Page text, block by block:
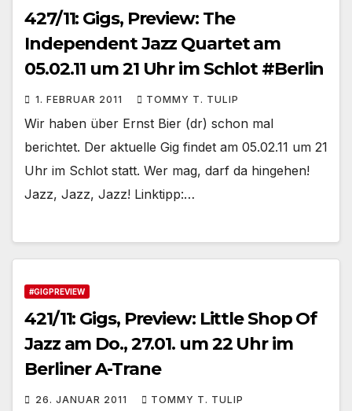
427/11: Gigs, Preview: The
Independent Jazz Quartet am
05.02.11 um 21 Uhr im Schlot #Berlin
1. FEBRUAR 2011 TOMMY T. TULIP
Wir haben über Ernst Bier (dr) schon mal
berichtet. Der aktuelle Gig findet am 05.02.11 um 21
Uhr im Schlot statt. Wer mag, darf da hingehen!
Jazz, Jazz, Jazz! Linktipp:…
#GIGPREVIEW
421/11: Gigs, Preview: Little Shop Of
Jazz am Do., 27.01. um 22 Uhr im
Berliner A-Trane
26. JANUAR 2011 TOMMY T. TULIP